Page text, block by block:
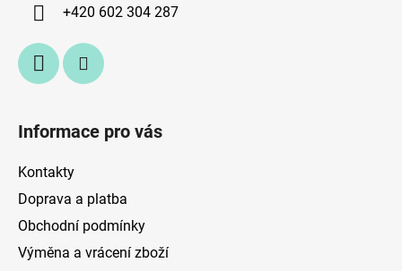
+420 602 304 287
Informace pro vás
Kontakty
Doprava a platba
Obchodní podmínky
Výměna a vrácení zboží